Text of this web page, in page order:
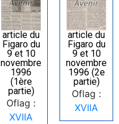
article du
Figaro du
9 et 10
novembre
1996
(1ère
partie)
Oflag :
XVIIA
article du
Figaro du
9 et 10
novembre
1996 (2e
partie)
Oflag :
XVIIA